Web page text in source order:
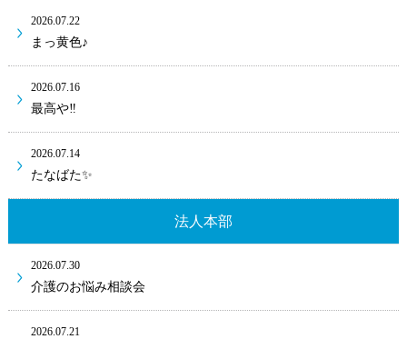
2026.07.22
まっ黄色♪
2026.07.16
最高や‼
2026.07.14
たなばた✨
法人本部
2026.07.30
介護のお悩み相談会
2026.07.21